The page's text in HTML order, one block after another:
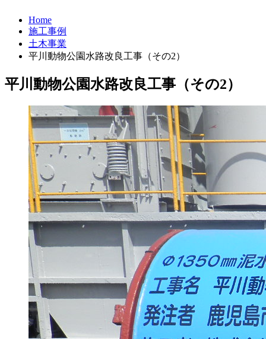
Home
施工事例
土木事業
平川動物公園水路改良工事（その2）
平川動物公園水路改良工事（その2）